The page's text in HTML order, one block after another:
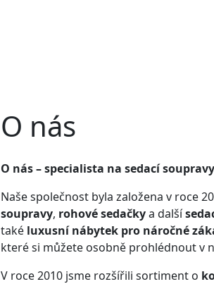
O nás
O nás – specialista na sedací
Naše společnost byla založena v roce
soupravy, rohové sedačkya další
také luxusní nábytek pro náročné
které si můžete osobně prohlédnout v
V roce 2010 jsme rozšířili sortiment o